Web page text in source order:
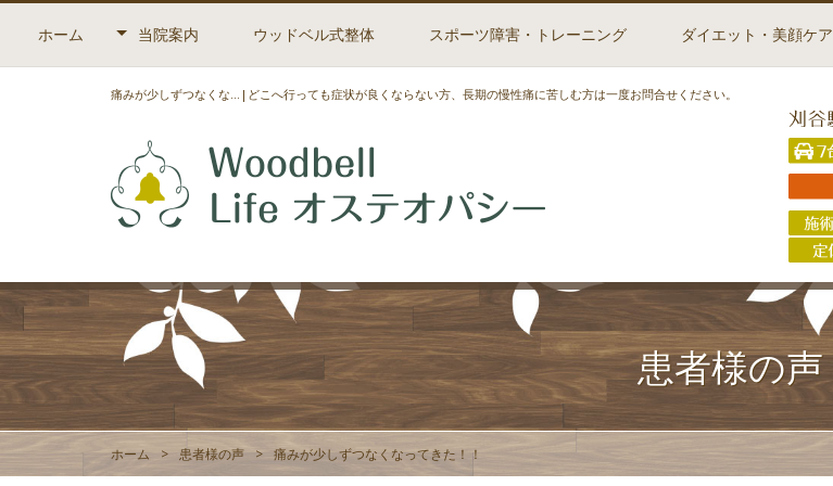
ホーム 当院案内
当院について
施術の流れ
ウッドベル式整体 スポーツ障害・トレーニング ダイエット・美顔ケア
痛みが少しずつなくな...|どこへ行っても症状が良くならない方、長期の慢性痛に苦しむ方は一度お問合せください。
患者様の声
ホーム > 患者様の声 > 痛みが少しずつなくなってきた！！
当院について
施術の流れ